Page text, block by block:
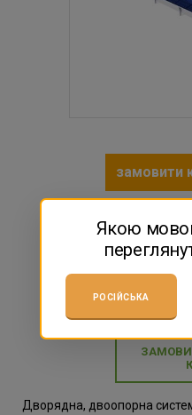
замовити
Дворядна, двоопорна
Якою
РОСІЙСЬКА